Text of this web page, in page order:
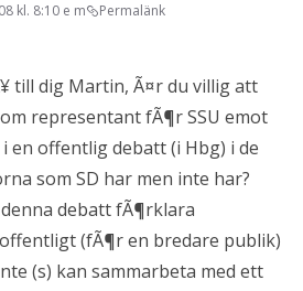
kl. 8:10 e m Permalänk
till dig Martin, Ã¤r du villig att
representant fÃ¶r SSU emot
en offentlig debatt (i Hbg) i de
som SD har men inte har?
debatt fÃ¶rklara
(fÃ¶r en bredare publik)
(s) kan sammarbeta med ett